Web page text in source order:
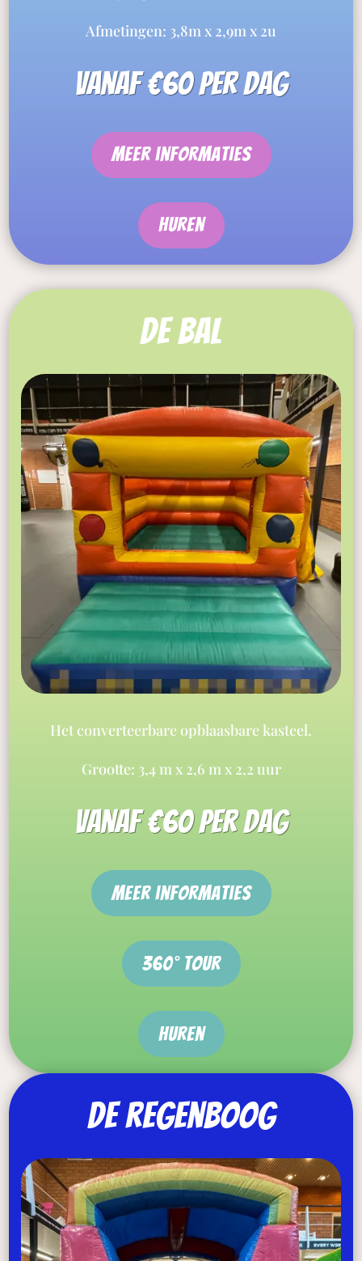
Afmetingen: 3,8m x 2,9m x 2u
vanaf €60 per dag
meer informaties
Huren
de bal
Het converteerbare opblaasbare kasteel.
Grootte: 3,4 m x 2,6 m x 2,2 uur
vanaf €60 per dag
meer informaties
360° tour
Huren
De regenboog